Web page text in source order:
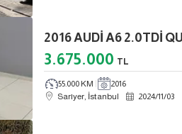
3.675.000 TL
55.000 KM
2016
Sarıyer, İstanbul
2024/11/03